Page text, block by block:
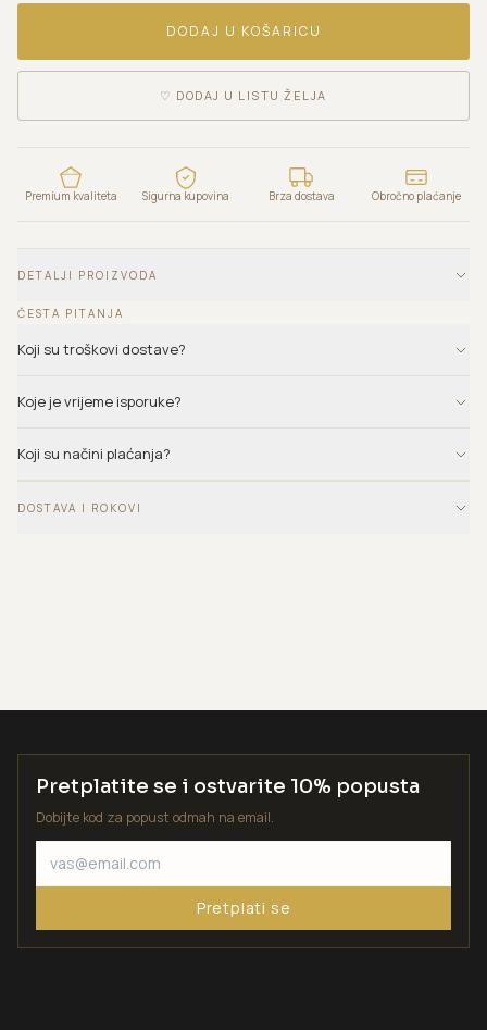
DODAJ U KOŠARICU
♡ DODAJ U LISTU ŽELJA
Premium kvaliteta Sigurna kupovina Brza dostava Obročno plaćanje
DETALJI PROIZVODA
ČESTA PITANJA
Koji su troškovi dostave?
Koje je vrijeme isporuke?
Koji su načini plaćanja?
DOSTAVA I ROKOVI
Pretplatite se i ostvarite 10% popusta
Dobijte kod za popust odmah na email.
Pretplati se